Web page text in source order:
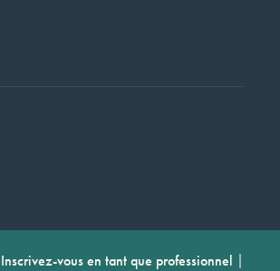
Inscrivez-vous en tant que professionnel |